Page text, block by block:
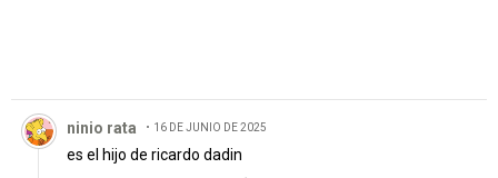
Comentario de ninio rata.
ninio rata 16 DE JUNIO DE 2025
es el hijo de ricardo dadin